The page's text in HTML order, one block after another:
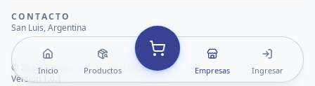
Inicio Productos Empresas Ingresar
CONTACTO
San Luis, Argentina
© 2026Compre San Luis Marketplace
Versión 1.0.1